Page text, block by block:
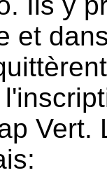
et
Vert.